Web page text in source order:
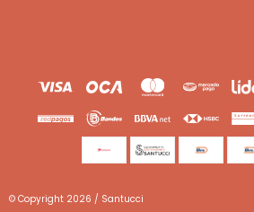
© Copyright 2026 / Santucci